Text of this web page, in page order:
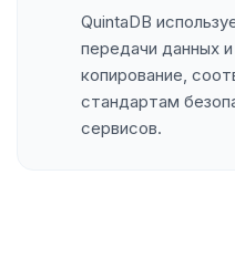
QuintaDB
передачи данных
копирование,
стандартам
сервисов.